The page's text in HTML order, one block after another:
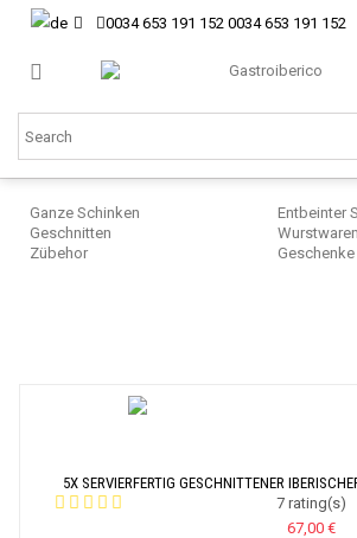
0034 653 191 152 0034 653 191 152
Ganze Schinken
Entbeinter
Geschnitten
Wurstwaren
Zübehor
Geschenke
5X SERVIERFERTIG GESCHNITTENER
7 rating(s)
67,00 €